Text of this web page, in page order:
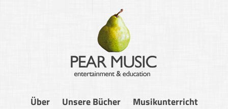
Über Unsere Bücher
Musikunterricht